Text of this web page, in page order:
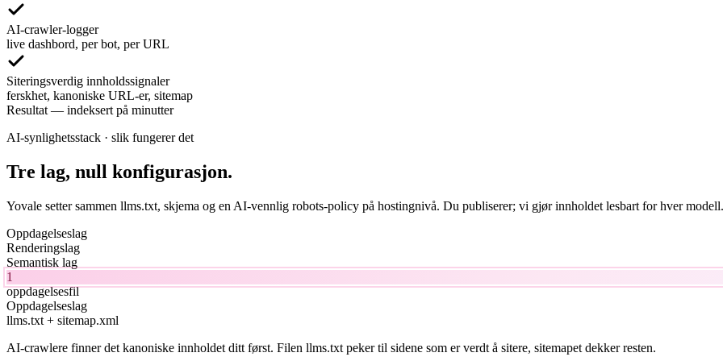
AI-crawler-logger
live dashbord, per bot, per URL
Siteringsverdig innholdssignaler
ferskhet, kanoniske URL-er, sitemap
Resultat — indeksert på minutter
AI-synlighetsstack · slik fungerer det
Tre lag, null konfigurasjon.
Yovale setter sammen llms.txt, skjema og en AI-vennlig robots-policy på hostingnivå. Du publiserer; vi gjør innholdet lesbart for hver modell.
Oppdagelseslag
Renderingslag
Semantisk lag
1
oppdagelsesfil
Oppdagelseslag
llms.txt + sitemap.xml
AI-crawlere finner det kanoniske innholdet ditt først. Filen llms.txt peker til sidene som er verdt å sitere, sitemapet dekker resten.